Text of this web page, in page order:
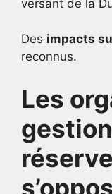
versant de la
Des impacts
reconnus.
Les